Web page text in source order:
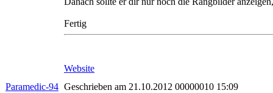
Fertig
Website
Paramedic-94 Geschrieben am 21.10.2012 00000010 15:09